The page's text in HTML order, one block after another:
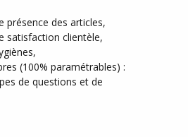
présence des articles,
satisfaction clientèle,
(100% paramétrables) :
de questions et de